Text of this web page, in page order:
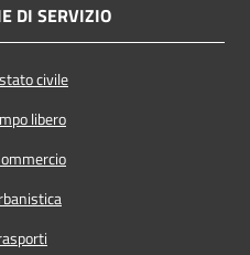
DI SERVIZIO
civile
libero